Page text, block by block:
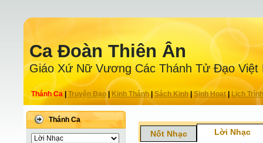
Ca Ðoàn Thiên Ân
Giáo Xứ Nữ Vương Các Thánh Tử Ðạo Việt
Thánh Ca Truyện Ðạo| Kinh Thánh Sách Kinh|Sinh Hoạt| Lịch Trình
Thánh Ca
Nốt Nhạc Lời Nhạc